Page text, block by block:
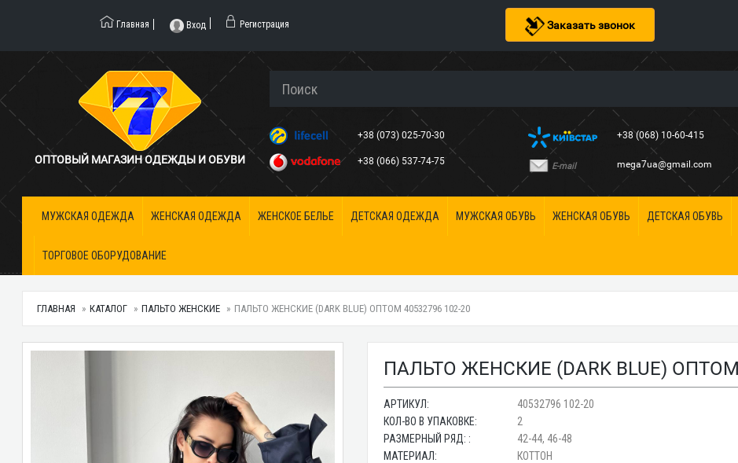
Заказать звонок
Главная Вход Регистрация
ОПТОВЫЙ МАГАЗИН ОДЕЖДЫ И ОБУВИ
+38 (073) 025-70-30
+38 (066) 537-74-75
+38 (068) 10-60-415
E-mail mega7ua@gmail.com
МУЖСКАЯ ОДЕЖДА ЖЕНСКАЯ ОДЕЖДА ЖЕНСКОЕ БЕЛЬЕ ДЕТСКАЯ ОДЕЖДА МУЖСКАЯ ОБУВЬ ЖЕНСКАЯ ОБУВЬ ДЕТСКАЯ ОБУВЬ
ТОРГОВОЕ ОБОРУДОВАНИЕ
ГЛАВНАЯ КАТАЛОГ ПАЛЬТО ЖЕНСКИЕ ПАЛЬТО ЖЕНСКИЕ (DARK BLUE) ОПТОМ 40532796 102-20
ПАЛЬТО ЖЕНСКИЕ (DARK BLUE) ОПТОМ
АРТИКУЛ:
40532796 102-20
КОЛ-ВО В УПАКОВКЕ:
2
РАЗМЕРНЫЙ РЯД: :
42-44, 46-48
МАТЕРИАЛ:
КОТТОН